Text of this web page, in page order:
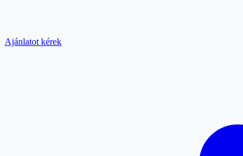
Ajánlatot kérek